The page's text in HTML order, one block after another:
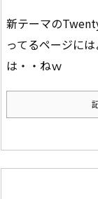
新テーマの
ってるページに
は・・ねｗ